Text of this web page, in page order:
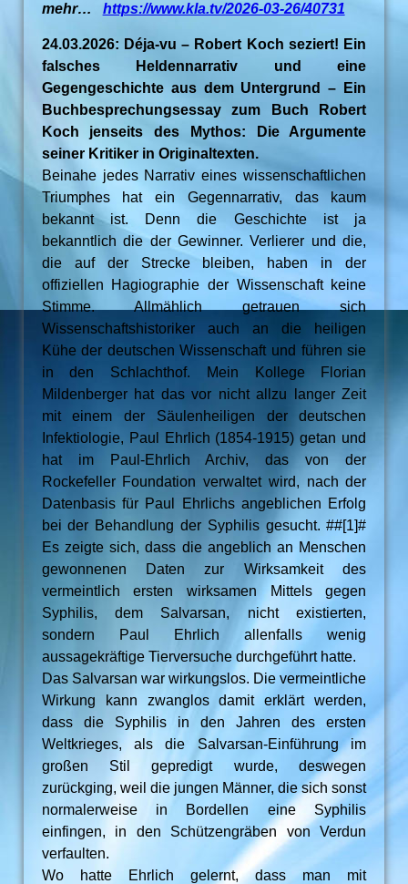
mehr… https://www.kla.tv/2026-03-26/40731
24.03.2026: Déja-vu – Robert Koch seziert! Ein
falsches Heldennarrativ und eine
Gegengeschichte aus dem Untergrund – Ein
Buchbesprechungsessay zum Buch Robert
Koch jenseits des Mythos: Die Argumente
seiner Kritiker in Originaltexten.
Beinahe jedes Narrativ eines wissenschaftlichen
Triumphes hat ein Gegennarrativ, das kaum
bekannt ist. Denn die Geschichte ist ja
bekanntlich die der Gewinner. Verlierer und die,
die auf der Strecke bleiben, haben in der
offiziellen Hagiographie der Wissenschaft keine
Stimme. Allmählich getrauen sich
Wissenschaftshistoriker auch an die heiligen
Kühe der deutschen Wissenschaft und führen sie
in den Schlachthof. Mein Kollege Florian
Mildenberger hat das vor nicht allzu langer Zeit
mit einem der Säulenheiligen der deutschen
Infektiologie, Paul Ehrlich (1854-1915) getan und
hat im Paul-Ehrlich Archiv, das von der
Rockefeller Foundation verwaltet wird, nach der
Datenbasis für Paul Ehrlichs angeblichen Erfolg
bei der Behandlung der Syphilis gesucht. ##[1]#
Es zeigte sich, dass die angeblich an Menschen
gewonnenen Daten zur Wirksamkeit des
vermeintlich ersten wirksamen Mittels gegen
Syphilis, dem Salvarsan, nicht existierten,
sondern Paul Ehrlich allenfalls wenig
aussagekräftige Tierversuche durchgeführt hatte.
Das Salvarsan war wirkungslos. Die vermeintliche
Wirkung kann zwanglos damit erklärt werden,
dass die Syphilis in den Jahren des ersten
Weltkrieges, als die Salvarsan-Einführung im
großen Stil gepredigt wurde, deswegen
zurückging, weil die jungen Männer, die sich sonst
normalerweise in Bordellen eine Syphilis
einfingen, in den Schützengräben von Verdun
verfaulten.
Wo hatte Ehrlich gelernt, dass man mit